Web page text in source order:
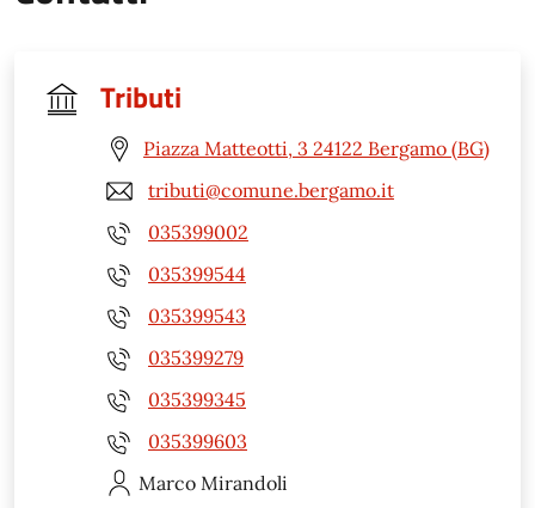
Tributi
Piazza Matteotti, 3 24122 Bergamo (BG)
tributi@comune.bergamo.it
035399002
035399544
035399543
035399279
035399345
035399603
Marco Mirandoli